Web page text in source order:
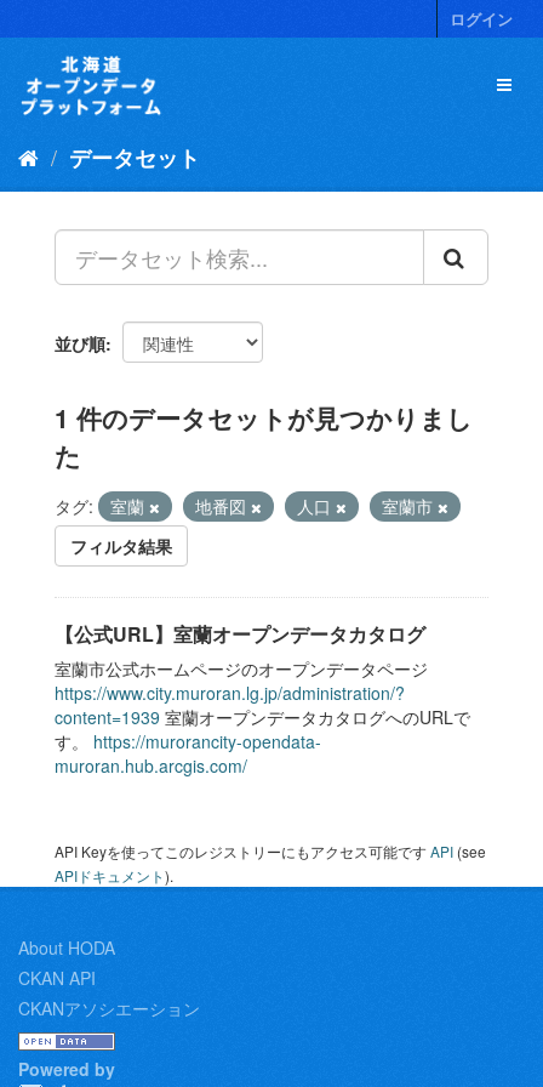
キ
ログイン
データセット
並び順
1 件のデータセットが見つかりまし
た
タグ: 室蘭 地番図 人口
室蘭市
フィルタ結果
【公式URL】室蘭オープンデータカタログ
室蘭市公式ホームページのオープンデータページ
https://www.city.muroran.lg.jp/administration/?
content=1939 室蘭オープンデータカタログへのURLで
す。 https://murorancity-opendata-
muroran.hub.arcgis.com/
API Keyを使ってこのレジストリーにもアクセス可能ですAPI (see
APIドキュメント).
About HODA
CKAN API
CKANアソシエーション
Powered by